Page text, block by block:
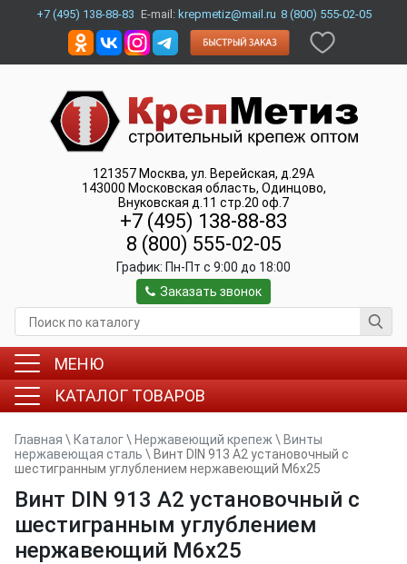
+7 (495) 138-88-83 E-mail: krepmetiz@mail.ru 8 (800) 555-02-05
121357 Москва, ул. Верейская, д.29А
143000 Московская область, Одинцово,
Внуковская д.11 стр.20 оф.7
+7 (495) 138-88-83
8 (800) 555-02-05
График: Пн-Пт c 9:00 до 18:00
Заказать звонок
МЕНЮ
КАТАЛОГ ТОВАРОВ
Главная \ Каталог\ Нержавеющий крепеж \ Винты
нержавеющая сталь \ Винт DIN 913 А2 установочный с
шестигранным углублением нержавеющий M6x25
Винт DIN 913 А2 установочный с
шестигранным углублением
нержавеющий M6x25